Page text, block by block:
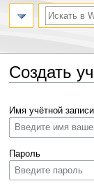
Создать
к
навигации
к
поиску
Имя учётной записи
Пароль